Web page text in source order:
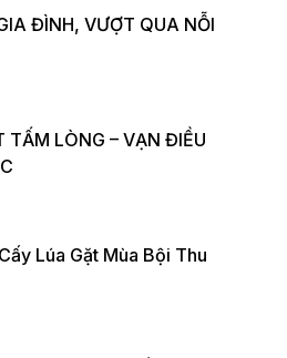
ĐÌNH, VƯỢT QUA NỖI
TẤM LÒNG – VẠN ĐIỀU
Lúa Gặt Mùa Bội Thu